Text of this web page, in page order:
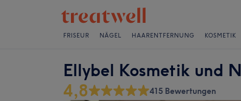
FRISEUR NÄGEL HAARENTFERNUNG KOSMETIK
Ellybel Kosmetik und
4,8 415 Bewertungen